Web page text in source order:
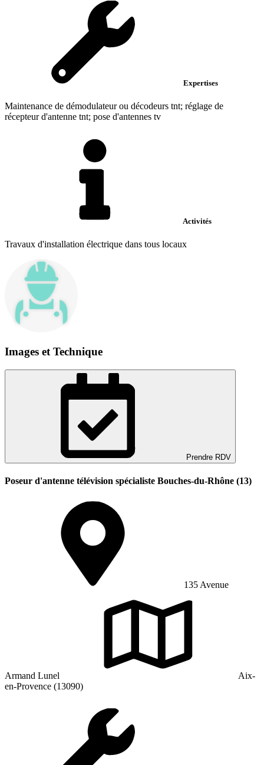
Expertises
Maintenance de démodulateur ou décodeurs tnt; réglage de
récepteur d'antenne tnt; pose d'antennes tv
Activités
Travaux d'installation électrique dans tous locaux
Images et Technique
Prendre RDV
Poseur d'antenne télévision spécialiste Bouches-du-Rhône (13)
135 Avenue
Armand Lunel
Aix-
en-Provence (13090)